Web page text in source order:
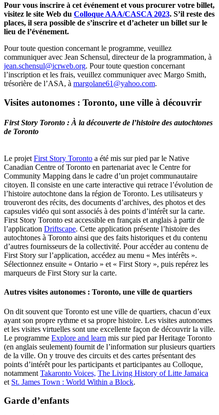
Pour vous inscrire à cet événement et vous procurer votre billet,
visitez le site Web du Colloque AAA/CASCA 2023. S’il reste des
places, il sera possible de s’inscrire et d’acheter un billet sur le
lieu de l’événement.
Pour toute question concernant le programme, veuillez
communiquer avec Jean Schensul, directeur de la programmation, à
jean.schensul@icrweb.org. Pour toute question concernant
l’inscription et les frais, veuillez communiquer avec Margo Smith,
trésorière de l’ASA, à margolane61@yahoo.com.
Visites autonomes : Toronto, une ville à découvrir
First Story Toronto : À la découverte de l’histoire des autochtones
de Toronto
Le projet First Story Toronto a été mis sur pied par le Native
Canadian Centre of Toronto en partenariat avec le Centre for
Community Mapping dans le cadre d’un projet communautaire
citoyen. Il consiste en une carte interactive qui retrace l’évolution de
l’histoire autochtone dans la région de Toronto. Les utilisateurs y
trouveront des récits, des documents d’archives, des photos et des
capsules vidéo qui sont associés à des points d’intérêt sur la carte.
First Story Toronto est accessible en français et anglais à partir de
l’application Driftscape. Cette application présente l’histoire des
autochtones à Toronto ainsi que des faits historiques et du contenu
d’autres fournisseurs de la collectivité. Pour accéder au contenu de
First Story sur l’application, accédez au menu « Mes intérêts ».
Sélectionnez ensuite « Ontario » et « First Story », puis repérez les
marqueurs de First Story sur la carte.
Autres visites autonomes : Toronto, une ville de quartiers
On dit souvent que Toronto est une ville de quartiers, chacun d’eux
ayant son propre rythme et sa propre histoire. Les visites autonomes
et les visites virtuelles sont une excellente façon de découvrir la ville.
Le programme Explore and learn mis sur pied par Heritage Toronto
(en anglais seulement) fournit de l’information sur plusieurs quartiers
de la ville. On y trouve des circuits et des cartes présentant des
points d’intérêt pour les participants et participantes au Colloque,
notamment Takaronto Voices, The Living History of Litte Jamaica
et St. James Town : World Within a Block.
Garde d’enfants